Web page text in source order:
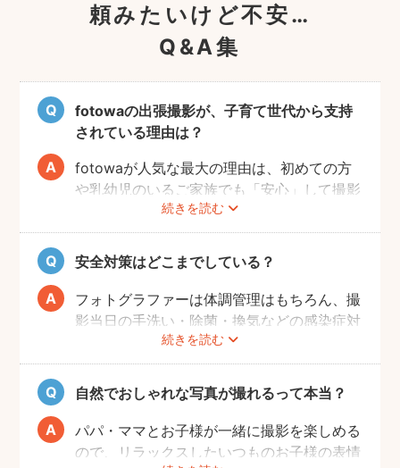
頼みたいけど不安…
Q&A集
fotowaの出張撮影が、子育て世代から支持
されている理由は？
続きを読む
fotowaが人気な最大の理由は、初めての方
や乳幼児のいるご家族でも「安心」して撮影
を楽しんでいただけることです。
厳しい審査を通過した、赤ちゃん・子どもの
扱いに慣れているパパ・ママ世代のカメラマ
ンが全国に多数在籍。
またどのカメラマンでも指名料は一切ござい
ません。分かりやすい料金体系も人気のポイ
安全対策はどこまでしている？
続きを読む
フォトグラファーは体調管理はもちろん、撮
影当日の手洗い・除菌・換気などの感染症対
策や、熱中症予防に努めます。
また、撮影中はご家族のペースに合わせなが
ら、周囲や足元に危険なものがないか注意を
呼び掛けながら進行しますのでご安心くださ
い。
自然でおしゃれな写真が撮れるって本当？
パパ・ママとお子様が一緒に撮影を楽しめる
ので、リラックスしたいつものお子様の表情